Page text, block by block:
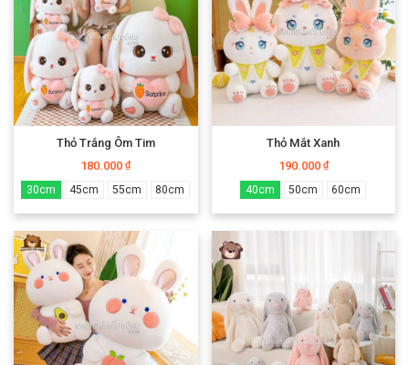
Thỏ Trắng Ôm Tim
180.000₫
30cm 45cm 55cm 80cm
Thỏ Mắt Xanh
190.000 ₫
40cm 50cm 60cm